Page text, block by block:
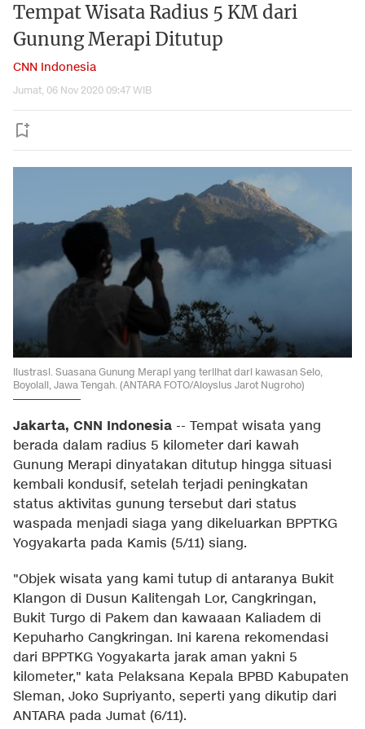
Tempat Wisata Radius 5 KM dari
Gunung Merapi Ditutup
CNN Indonesia
Jumat, 06 Nov 2020 09:47 WIB
Ilustrasi. Suasana Gunung Merapi yang terlihat dari kawasan Selo,
Boyolali, Jawa Tengah. (ANTARA FOTO/Aloysius Jarot Nugroho)
Jakarta, CNN Indonesia -- Tempat wisata yang
berada dalam radius 5 kilometer dari kawah
Gunung Merapi dinyatakan ditutup hingga situasi
kembali kondusif, setelah terjadi peningkatan
status aktivitas gunung tersebut dari status
waspada menjadi siaga yang dikeluarkan BPPTKG
Yogyakarta pada Kamis (5/11) siang.
"Objek wisata yang kami tutup di antaranya Bukit
Klangon di Dusun Kalitengah Lor, Cangkringan,
Bukit Turgo di Pakem dan kawaaan Kaliadem di
Kepuharho Cangkringan. Ini karena rekomendasi
dari BPPTKG Yogyakarta jarak aman yakni 5
kilometer," kata Pelaksana Kepala BPBD Kabupaten
Sleman, Joko Supriyanto, seperti yang dikutip dari
ANTARA pada Jumat (6/11).